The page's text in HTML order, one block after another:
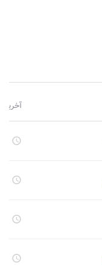
آخرین
access_time
access_time
access_time
access_time